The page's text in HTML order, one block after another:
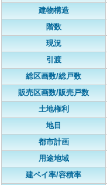
建物構造
階数
現況
引渡
総区画数/総戸数
販売区画数/販売戸数
土地権利
地目
都市計画
用途地域
建ペイ率/容積率